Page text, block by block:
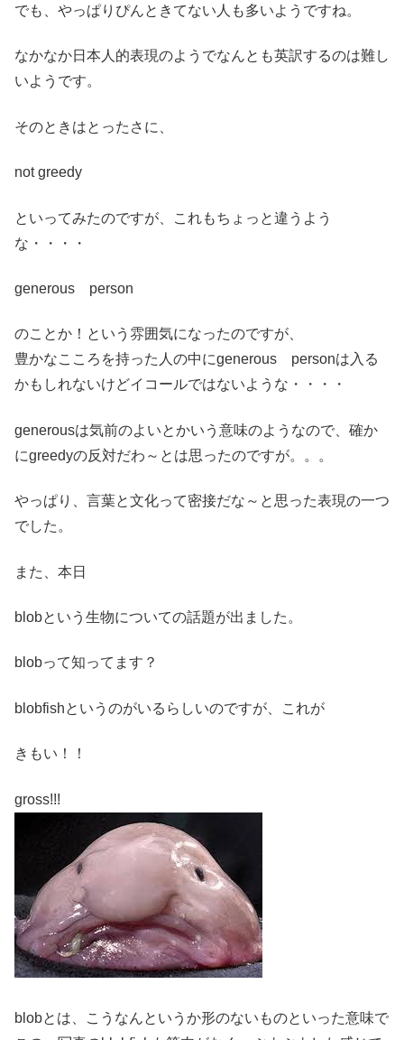
でも、やっぱりぴんときてない人も多いようですね。
なかなか日本人的表現のようでなんとも英訳するのは難し
いようです。
そのときはとったさに、
not greedy
といってみたのですが、これもちょっと違うよう
な・・・・
generous person
のことか！という雰囲気になったのですが、
豊かなこころを持った人の中にgenerous personは入る
かもしれないけどイコールではないような・・・・
generousは気前のよいとかいう意味のようなので、確か
にgreedyの反対だわ～とは思ったのですが。。。
やっぱり、言葉と文化って密接だな～と思った表現の一つ
でした。
また、本日
blobという生物についての話題が出ました。
blobって知ってます？
blobfishというのがいるらしいのですが、これが
きもい！！
gross!!!
blobとは、こうなんというか形のないものといった意味で